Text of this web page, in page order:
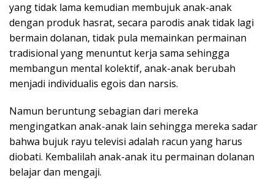
yang tidak lama kemudian membujuk anak-anak
dengan produk hasrat, secara parodis anak tidak lagi
bermain dolanan, tidak pula memainkan permainan
tradisional yang menuntut kerja sama sehingga
membangun mental kolektif, anak-anak berubah
menjadi individualis egois dan narsis.
Namun beruntung sebagian dari mereka
mengingatkan anak-anak lain sehingga mereka sadar
bahwa bujuk rayu televisi adalah racun yang harus
diobati. Kembalilah anak-anak itu permainan dolanan
belajar dan mengaji.